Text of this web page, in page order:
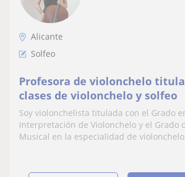
Alicante
Solfeo
Profesora de violonchelo
clases de violonchelo y solfeo
Soy violonchelista titulada con el Grado
Interpretación de Violonchelo y el Grado
Musical en la especialidad de